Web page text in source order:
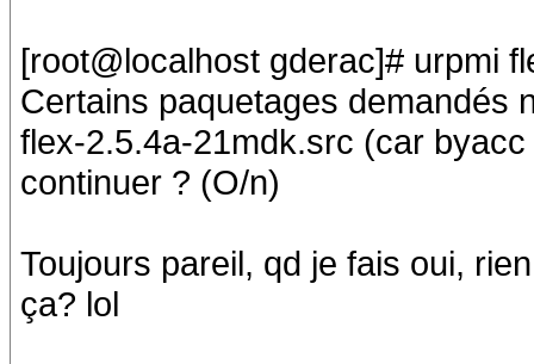
[root@localhost gderac]# urpmi
Certains paquetages demandés
flex-2.5.4a-21mdk.src (car
continuer ? (O/n)
Toujours pareil, qd je fais oui,
ça? lol